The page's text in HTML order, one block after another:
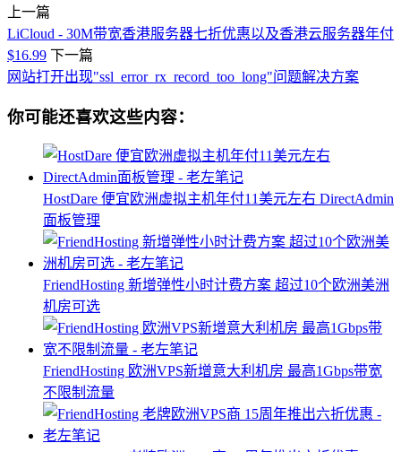
上一篇
LiCloud - 30M带宽香港服务器七折优惠以及香港云服务器年付
$16.99 下一篇
网站打开出现"ssl_error_rx_record_too_long"问题解决方案
你可能还喜欢这些内容：
HostDare 便宜欧洲虚拟主机年付11美元左右 DirectAdmin
面板管理
FriendHosting 新增弹性小时计费方案 超过10个欧洲美洲
机房可选
FriendHosting 欧洲VPS新增意大利机房 最高1Gbps带宽
不限制流量